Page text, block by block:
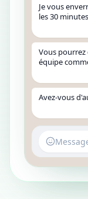
Je vous
les 30 minutes
Vous
équipe
Avez-vous